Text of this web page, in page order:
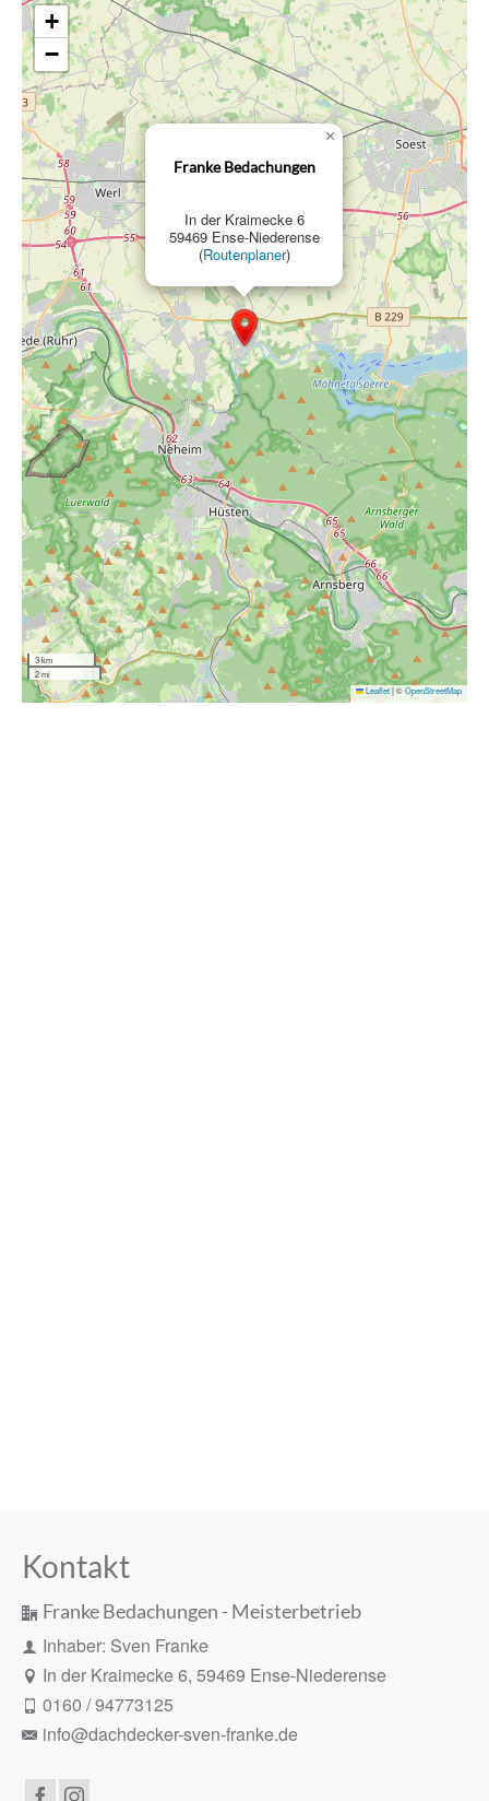
Franke Bedachungen
In der Kraimecke 6
59469 Ense-Niederense
(Routenplaner)
×
+
−
3 km
2 mi
Leaflet|©OpenStreetMap
Kontakt
Franke Bedachungen - Meisterbetrieb
Inhaber: Sven Franke
In der Kraimecke 6, 59469 Ense-Niederense
0160 / 94773125
info@dachdecker-sven-franke.de